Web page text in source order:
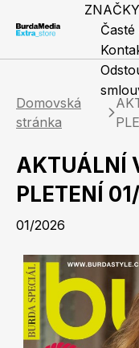
Elle
Marianne
Předplatné
Knihy
Domovská
stránka
AKTUÁLNÍ
PLETENÍ
01/2026